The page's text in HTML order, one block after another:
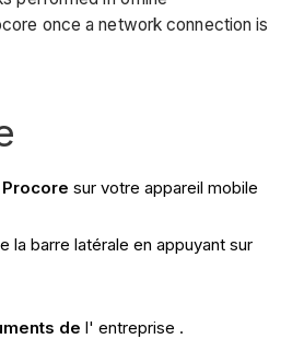
once a network connection is
Procore sur votre appareil mobile
la barre latérale en appuyant sur
de l' entreprise .